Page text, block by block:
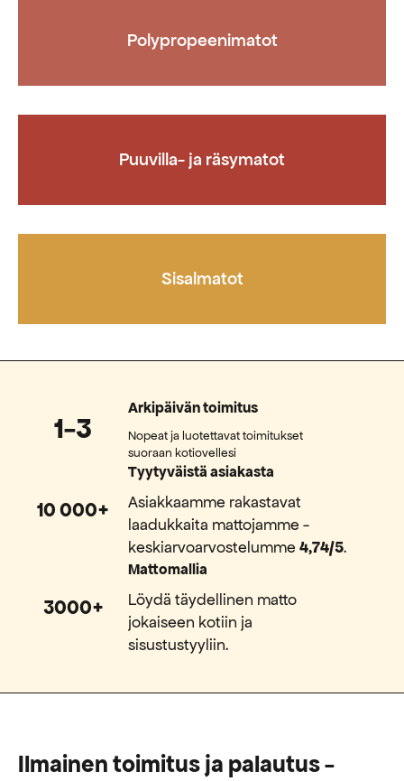
Polypropeenimatot
Puuvilla- ja räsymatot
Sisalmatot
1-3
Arkipäivän toimitus
Nopeat ja luotettavat toimitukset
suoraan kotiovellesi
10 000+
Tyytyväistä asiakasta
Asiakkaamme rakastavat
laadukkaita mattojamme -
keskiarvoarvostelumme4,74/5.
3000+
Mattomallia
Löydä täydellinen matto
jokaiseen kotiin ja
sisustustyyliin.
Ilmainen toimitus ja palautus -